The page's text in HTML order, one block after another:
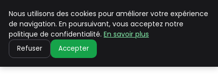
CLIMATE C ADVANCED
Nous utilisons des cookies pour améliorer votre expérience
de navigation. En poursuivant, vous acceptez notre
politique de confidentialité. En savoir plus
Refuser Accepter